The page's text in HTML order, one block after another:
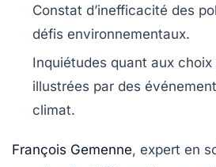
Constat d’inefficacité des
défis environnementaux.
Inquiétudes quant aux choix
illustrées par des
climat.
François Gemenne, expert en